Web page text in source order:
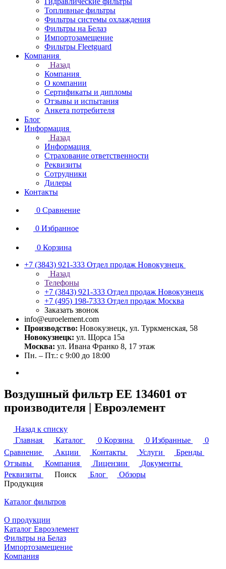
Топливные фильтры
Фильтры системы охлаждения
Фильтры на Белаз
Импортозамещение
Фильтры Fleetguard
Компания
Назад
Компания
О компании
Сертификаты и дипломы
Отзывы и испытания
Анкета потребителя
Блог
Информация
Назад
Информация
Страхование ответственности
Реквизиты
Сотрудники
Дилеры
Контакты
0 Сравнение
0 Избранное
0 Корзина
+7 (3843) 921-333 Отдел продаж Новокузнецк
Назад
Телефоны
+7 (3843) 921-333 Отдел продаж Новокузнецк
+7 (495) 198-7333 Отдел продаж Москва
Заказать звонок
info@euroelement.com
Производство: Новокузнецк, ул. Туркменская, 58
Новокузнецк: ул. Щорса 15а
Москва: ул. Ивана Франко 8, 17 этаж
Пн. – Пт.: с 9:00 до 18:00
Воздушный фильтр ЕЕ 134601 от
производителя | Евроэлемент
Назад к списку
Главная
Каталог 0 Корзина 0 Избранные
0
Сравнение
Акции Контакты Услуги
Бренды
Отзывы
Компания Лицензии
Документы
Реквизиты
Поиск Блог
Обзоры
Продукция
Каталог фильтров
О продукции
Каталог Евроэлемент
Фильтры на Белаз
Импортозамещение
Компания